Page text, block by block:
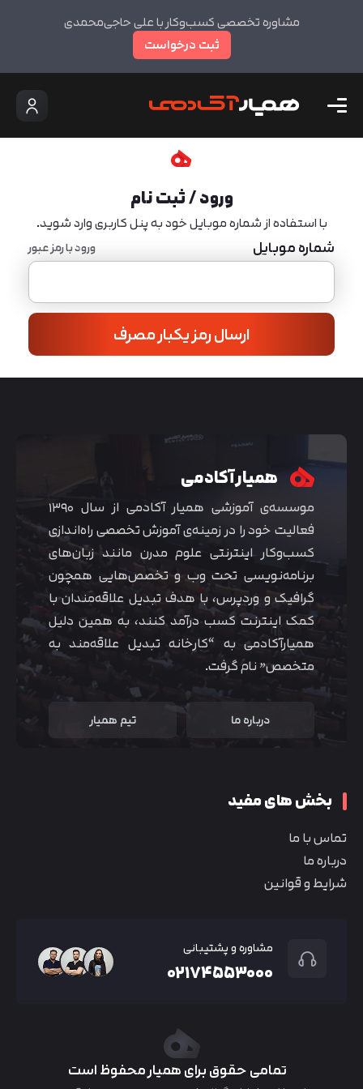
مشاوره تخصصی کسب‌وکار با علی حاجی‌محمدی
ثبت درخواست
ورود / ثبت نام
با استفاده از شماره موبایل خود به پنل کاربری وارد شوید.
شماره موبایل ورود با رمز عبور
ارسال رمز یکبار مصرف
همیار آکادمی
موسسه‌ی آموزشی همیار آکادمی از سال ۱۳۹۰
فعالیت خود را در زمینه‌ی آموزش تخصصی راه‌اندازی
کسب‌و‌کار اینترنتی علوم مدرن مانند زبان‌های
برنامه‌نویسی تحت وب و تخصص‌هایی همچون
گرافیک و وردپرس، با هدف تبدیل علاقه‌مندان با
کمک اینترنت کسب درآمد کنند، به همین دلیل
همیارآکادمی به “کارخانه تبدیل علاقه‌مند به
متخصص” نام گرفت.
درباره ما تیم همیار
بخش های مفید
تماس با ما
درباره ما
شرایط و قوانین
مشاوره و پشتیبانی
۰۲۱۷۴۵۵۳۰۰۰
تمامی حقوق برای همیار محفوظ است
متوجه شدم